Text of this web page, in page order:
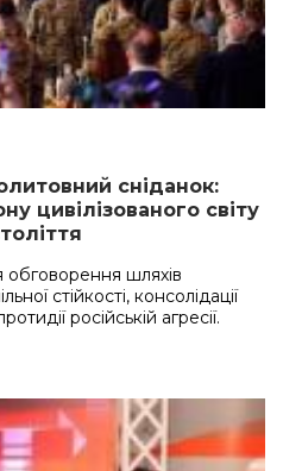
сніданок:
цивілізованого світу
шляхів
стійкості, консолідації
російській агресії.